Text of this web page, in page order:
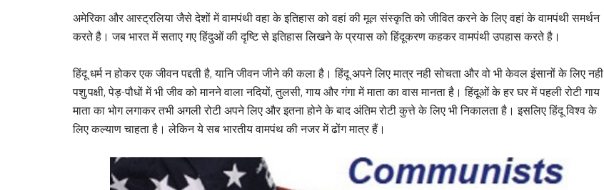
अमेरिका और आस्ट्रलिया जैसे देशों में वामपंथी वहा के इतिहास को वहां की मूल संस्कृति को जीवित करने के लिए वहां के वामपंथी समर्थन
करते है। जब भारत में सताए गए हिंदुओं की दृष्टि से इतिहास लिखने के प्रयास को हिंदूकरण कहकर वामपंथी उपहास करते है।
हिंदू धर्म न होकर एक जीवन पद्दती है, यानि जीवन जीने की कला है। हिंदू अपने लिए मात्र नही सोचता और वो भी केवल इंसानों के लिए नही
पशु,पक्षी, पेड़-पौधों में भी जीव को मानने वाला नदियों, तुलसी, गाय और गंगा में माता का वास मानता है। हिंदूओं के हर घर में पहली रोटी गाय
माता का भोग लगाकर तभी अगली रोटी अपने लिए और इतना होने के बाद अंतिम रोटी कुत्ते के लिए भी निकालता है। इसलिए हिंदू विश्व के
लिए कल्याण चाहता है। लेकिन ये सब भारतीय वामपंथ की नजर में ढोंग मात्र हैं।